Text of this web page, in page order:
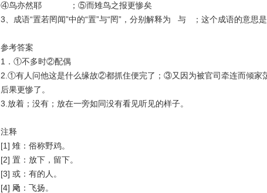
④鸟亦然耶 ；⑤而雉鸟之报更惨矣
3、成语“置若罔闻”中的“置”与“罔”，分别解释为 与 ；这个成语的意思是
参考答案
1．①不多时②配偶
2.①有人问他这是什么缘故②都抓住便完了；③又因为被官司牵连而倾
后果更惨了。
3.放着；没有；放在一旁如同没有看见听见的样子。
注释
[1] 雉：俗称野鸡。
[2] 置：放下，留下。
[3] 或：有的人。
[4] 飏：飞扬。